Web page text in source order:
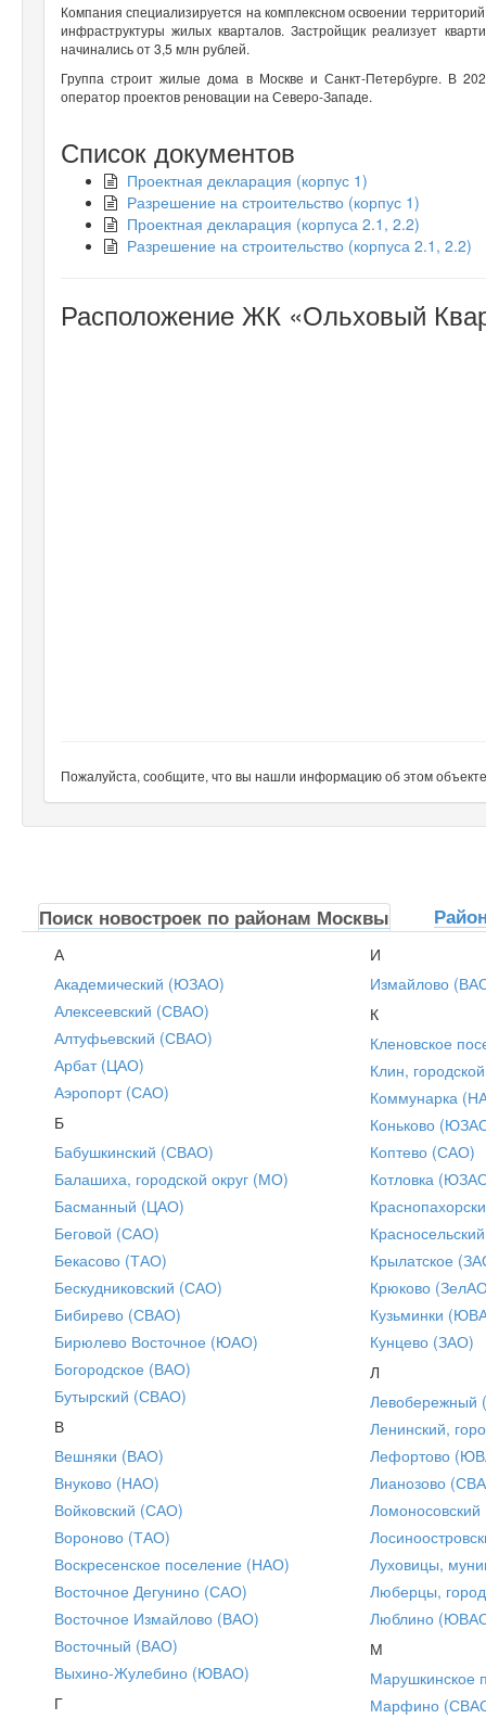
Компания специализируется на комплексном освоении
инфраструктуры жилых кварталов. Застройщик реализует
начинались от 3,5 млн рублей.
Группа строит жилые дома в Москве и Санкт-Петербурге. В
оператор проектов реновации на Северо-Западе.
Список документов
Проектная декларация (корпус 1)
Разрешение на строительство (корпус 1)
Проектная декларация (корпуса 2.1, 2.2)
Разрешение на строительство (корпуса 2.1, 2.2)
Расположение ЖК «Ольховый
Пожалуйста, сообщите, что вы нашли информацию об этом
Поиск новостроек по районам Москвы
А
Академический (ЮЗАО)
Алексеевский (СВАО)
Алтуфьевский (СВАО)
Арбат (ЦАО)
Аэропорт (САО)
Б
Бабушкинский (СВАО)
Балашиха, городской округ (МО)
Басманный (ЦАО)
Беговой (САО)
Бекасово (ТАО)
Бескудниковский (САО)
Бибирево (СВАО)
Бирюлево Восточное (ЮАО)
Богородское (ВАО)
Бутырский (СВАО)
В
Вешняки (ВАО)
Внуково (НАО)
Войковский (САО)
Вороново (ТАО)
Воскресенское поселение (НАО)
Восточное Дегунино (САО)
Восточное Измайлово (ВАО)
Восточный (ВАО)
Выхино-Жулебино (ЮВАО)
Г
И
Измайлово
К
Кленовское
Клин,
Коммунарка
Коньково
Коптево (САО)
Котловка
Крылатское
Крюково
Кузьминки
Кунцево (ЗАО)
Л
Ленинский,
Лефортово
Лианозово
Луховицы,
Люберцы,
Люблино
М
Марушкинское
Марфино